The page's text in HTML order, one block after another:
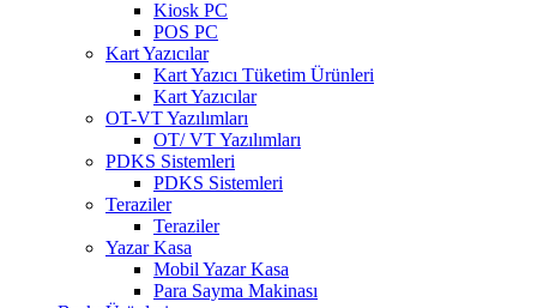
Kiosk PC
POS PC
Kart Yazıcılar
Kart Yazıcı Tüketim Ürünleri
Kart Yazıcılar
OT-VT Yazılımları
OT/ VT Yazılımları
PDKS Sistemleri
PDKS Sistemleri
Teraziler
Teraziler
Yazar Kasa
Mobil Yazar Kasa
Para Sayma Makinası